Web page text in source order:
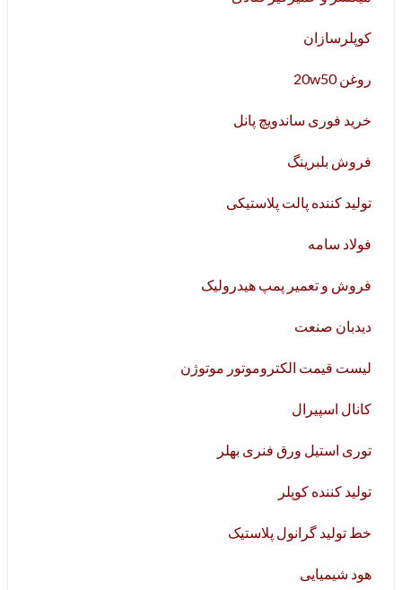
کوپلرسازان
روغن 20w50
خرید فوری ساندویچ پانل
فروش بلبرینگ
تولید کننده پالت پلاستیکی
فولاد سامه
فروش و تعمیر پمپ هیدرولیک
دیدبان صنعت
لیست قیمت الکتروموتور موتوژن
کانال اسپیرال
توری استیل ورق فنری بهلر
تولید کننده کوپلر
خط تولید گرانول پلاستیک
هود شیمیایی